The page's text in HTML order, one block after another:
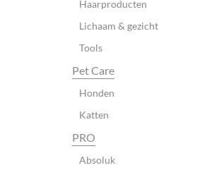
Haarproducten
Lichaam & gezicht
Tools
Pet Care
Honden
Katten
PRO
Absoluk